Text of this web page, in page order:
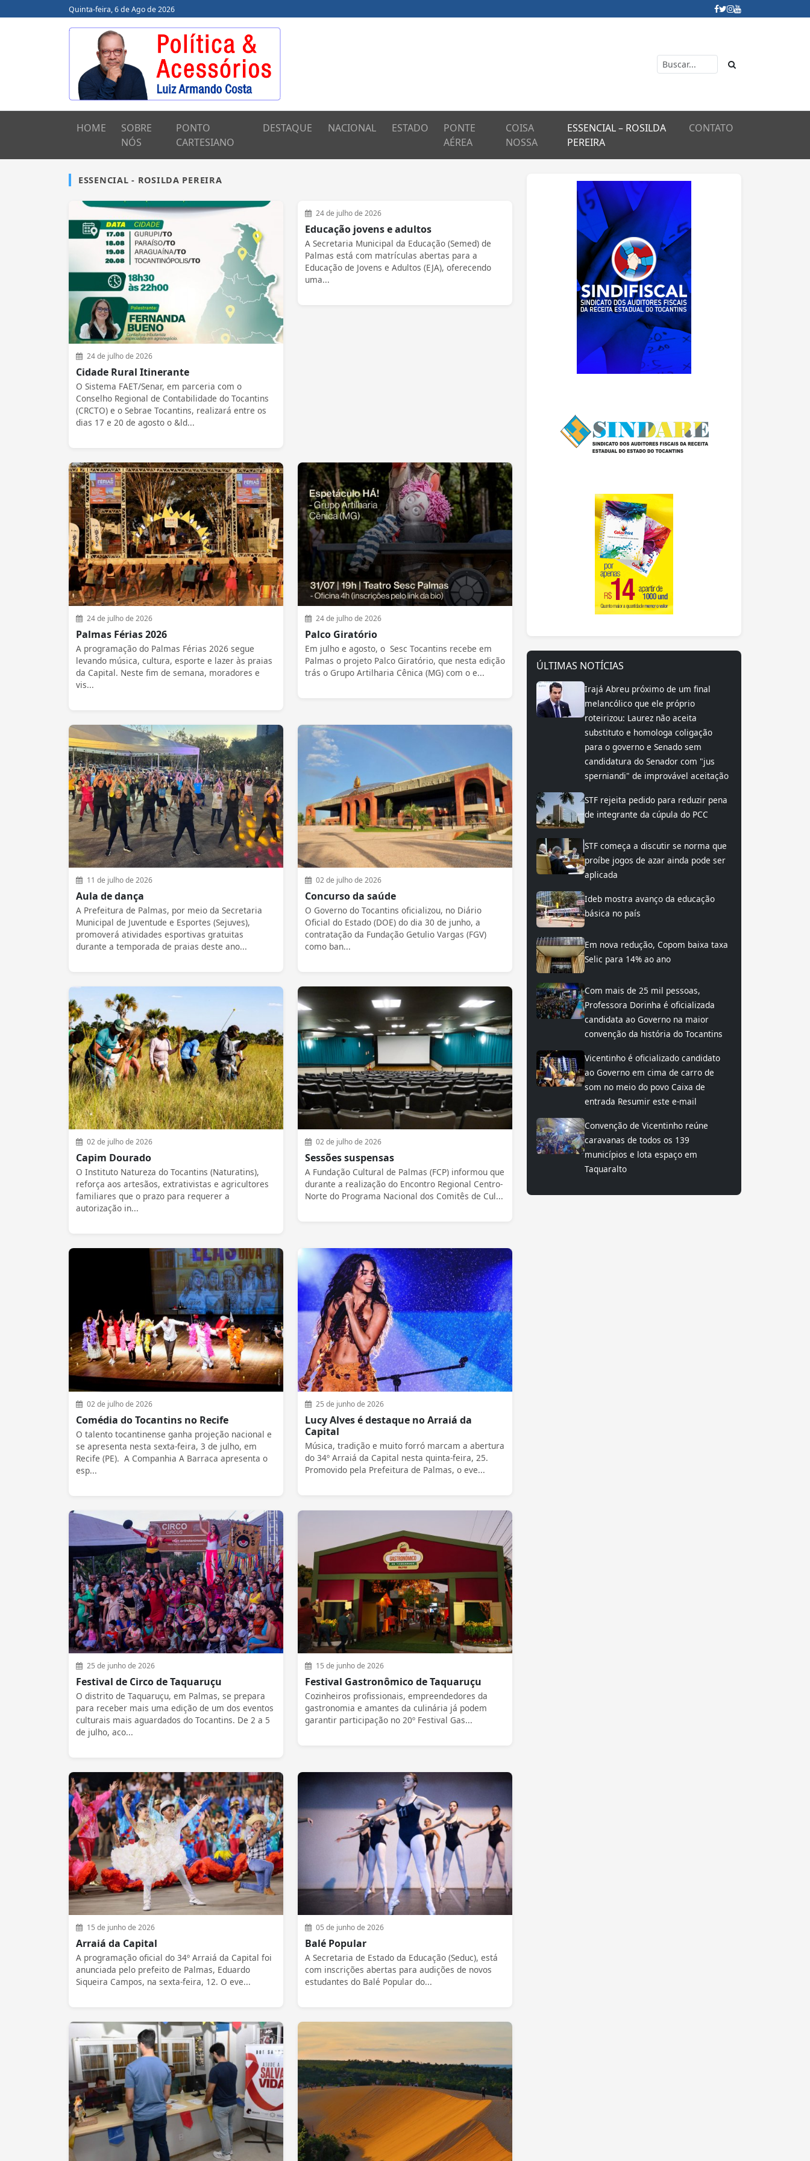
Quinta-feira, 6 de Ago de 2026
HOME
SOBRE
NÓS
PONTO
CARTESIANO
DESTAQUE NACIONAL ESTADO
PONTE
AÉREA
COISA
NOSSA
ESSENCIAL – ROSILDA
PEREIRA
CONTATO
ESSENCIAL - ROSILDA PEREIRA
24 de julho de 2026
Cidade Rural Itinerante
O Sistema FAET/Senar, em parceria com o
Conselho Regional de Contabilidade do Tocantins
(CRCTO) e o Sebrae Tocantins, realizará entre os
dias 17 e 20 de agosto o &ld...
24 de julho de 2026
Educação jovens e adultos
A Secretaria Municipal da Educação (Semed) de
Palmas está com matrículas abertas para a
Educação de Jovens e Adultos (EJA), oferecendo
uma...
24 de julho de 2026
Palmas Férias 2026
A programação do Palmas Férias 2026 segue
levando música, cultura, esporte e lazer às praias
da Capital. Neste fim de semana, moradores e
vis...
24 de julho de 2026
Palco Giratório
Em julho e agosto, o Sesc Tocantins recebe em
Palmas o projeto Palco Giratório, que nesta edição
trás o Grupo Artilharia Cênica (MG) com o e...
11 de julho de 2026
Aula de dança
A Prefeitura de Palmas, por meio da Secretaria
Municipal de Juventude e Esportes (Sejuves),
promoverá atividades esportivas gratuitas
durante a temporada de praias deste ano...
02 de julho de 2026
Concurso da saúde
O Governo do Tocantins oficializou, no Diário
Oficial do Estado (DOE) do dia 30 de junho, a
contratação da Fundação Getulio Vargas (FGV)
como ban...
02 de julho de 2026
Capim Dourado
O Instituto Natureza do Tocantins (Naturatins),
reforça aos artesãos, extrativistas e agricultores
familiares que o prazo para requerer a
autorização in...
02 de julho de 2026
Sessões suspensas
A Fundação Cultural de Palmas (FCP) informou que
durante a realização do Encontro Regional Centro-
Norte do Programa Nacional dos Comitês de Cul...
02 de julho de 2026
Comédia do Tocantins no Recife
O talento tocantinense ganha projeção nacional e
se apresenta nesta sexta-feira, 3 de julho, em
Recife (PE). A Companhia A Barraca apresenta o
esp...
25 de junho de 2026
Lucy Alves é destaque no Arraiá da
Capital
Música, tradição e muito forró marcam a abertura
do 34º Arraiá da Capital nesta quinta-feira, 25.
Promovido pela Prefeitura de Palmas, o eve...
25 de junho de 2026
Festival de Circo de Taquaruçu
O distrito de Taquaruçu, em Palmas, se prepara
para receber mais uma edição de um dos eventos
culturais mais aguardados do Tocantins. De 2 a 5
de julho, aco...
15 de junho de 2026
Festival Gastronômico de Taquaruçu
Cozinheiros profissionais, empreendedores da
gastronomia e amantes da culinária já podem
garantir participação no 20º Festival Gas...
15 de junho de 2026
Arraiá da Capital
A programação oficial do 34º Arraiá da Capital foi
anunciada pelo prefeito de Palmas, Eduardo
Siqueira Campos, na sexta-feira, 12. O eve...
05 de junho de 2026
Balé Popular
A Secretaria de Estado da Educação (Seduc), está
com inscrições abertas para audições de novos
estudantes do Balé Popular do...
ÚLTIMAS NOTÍCIAS
Irajá Abreu próximo de um final
melancólico que ele próprio
roteirizou: Laurez não aceita
substituto e homologa coligação
para o governo e Senado sem
candidatura do Senador com "jus
sperniandi" de improvável aceitação
STF rejeita pedido para reduzir pena
de integrante da cúpula do PCC
STF começa a discutir se norma que
proíbe jogos de azar ainda pode ser
aplicada
Ideb mostra avanço da educação
básica no país
Em nova redução, Copom baixa taxa
Selic para 14% ao ano
Com mais de 25 mil pessoas,
Professora Dorinha é oficializada
candidata ao Governo na maior
convenção da história do Tocantins
Vicentinho é oficializado candidato
ao Governo em cima de carro de
som no meio do povo Caixa de
entrada Resumir este e-mail
Convenção de Vicentinho reúne
caravanas de todos os 139
municípios e lota espaço em
Taquaralto